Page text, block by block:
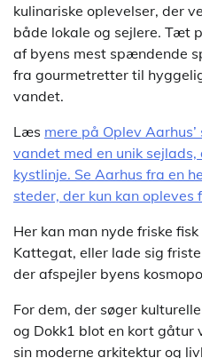
kulinariske oplevelser, der
både lokale og sejlere. Tæt
af byens mest spændende
fra gourmetretter til
vandet.
Læs mere på Oplev
vandet med en unik
kystlinje. Se Aarhus fra en
steder, der kun kan opleves
Her kan man nyde friske
Kattegat, eller lade sig
der afspejler byens
For dem, der søger
og Dokk1 blot en kort
sin moderne arkitektur og